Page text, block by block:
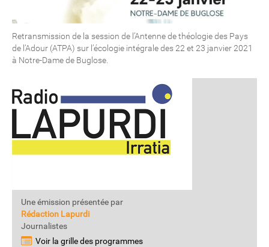
Retransmission de la session de l’Antenne de théologie des Pays
de l’Adour (ATPA) sur l’écologie intégrale des 22 et 23 janvier 2021
à Notre-Dame de Buglose.
Une émission présentée par
Rédaction Lapurdi
Journalistes
Voir la grille des programmes